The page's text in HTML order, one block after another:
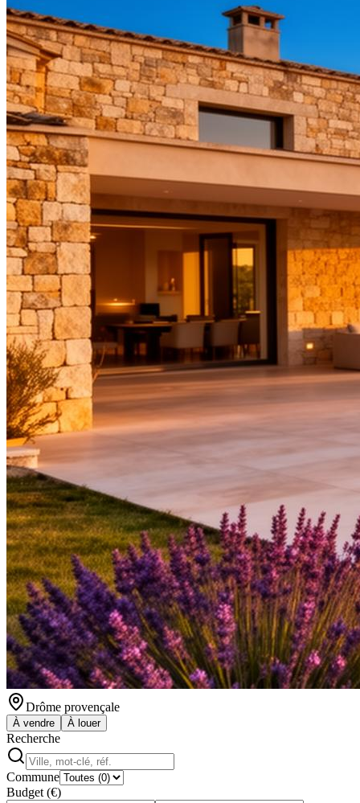
Drôme provençale
À vendre À louer
Recherche
Commune
Budget (€)